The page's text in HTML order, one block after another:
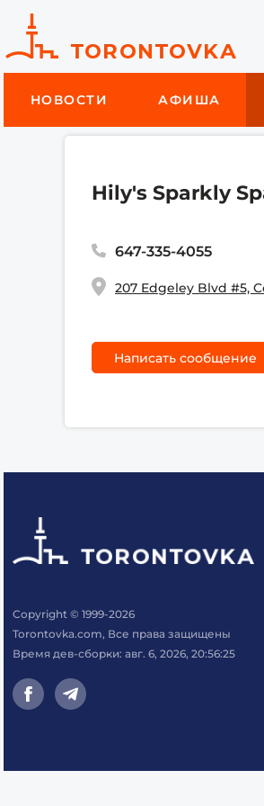
НОВОСТИ АФИША
Hily's Sparkly
647-335-4055
207 Edgeley Blvd #5,
Написать сообщение
Copyright © 1999-2026
Torontovka.com, Все права защищены
Время дев-сборки: авг. 6, 2026, 20:56:25